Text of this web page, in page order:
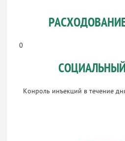
0
Конроль инъекций в течение